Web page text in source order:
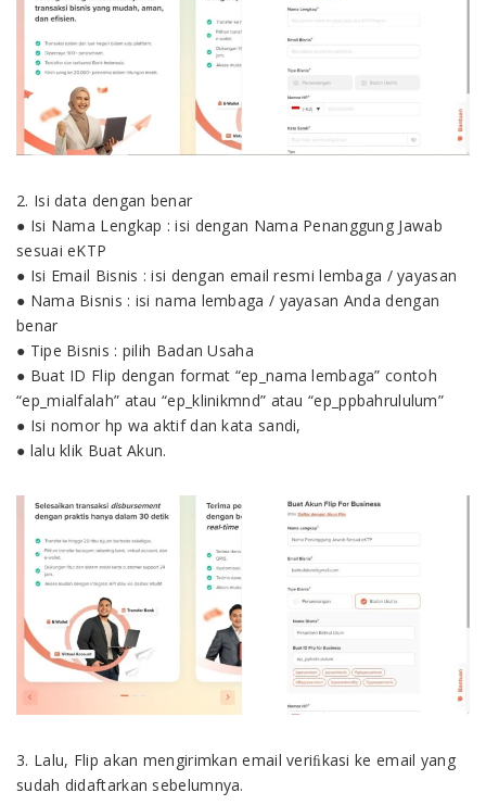
2. Isi data dengan benar
● Isi Nama Lengkap : isi dengan Nama Penanggung Jawab
sesuai eKTP
● Isi Email Bisnis : isi dengan email resmi lembaga / yayasan
● Nama Bisnis : isi nama lembaga / yayasan Anda dengan
benar
● Tipe Bisnis : pilih Badan Usaha
● Buat ID Flip dengan format “ep_nama lembaga” contoh
“ep_mialfalah” atau “ep_klinikmnd” atau “ep_ppbahrululum”
● Isi nomor hp wa aktif dan kata sandi,
● lalu klik Buat Akun.
3. Lalu, Flip akan mengirimkan email veriﬁkasi ke email yang
sudah didaftarkan sebelumnya.